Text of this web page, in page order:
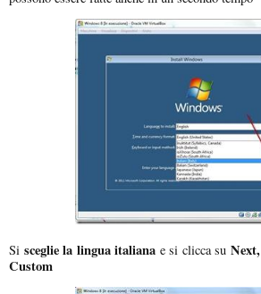
Si sceglie la lingua italiana e si clicca su Next,
Custom